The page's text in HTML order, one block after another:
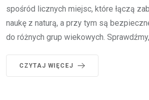
spośród licznych miejsc, które łączą
naukę z naturą, a przy tym są
do różnych grup wiekowych.
CZYTAJ WIĘCEJ